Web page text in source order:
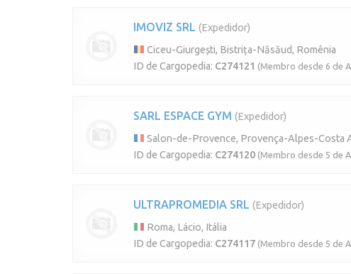
IMOVIZ SRL (Expedidor)
Ciceu-Giurgești, Bistrița-Năsăud, Romênia
ID de Cargopedia: C274121 (Membro desde 6 de
SARL ESPACE GYM (Expedidor)
Salon-de-Provence, Provença-Alpes-Costa
ID de Cargopedia: C274120 (Membro desde 5 de
ULTRAPROMEDIA SRL (Expedidor)
Roma, Lácio, Itália
ID de Cargopedia: C274117 (Membro desde 5 de